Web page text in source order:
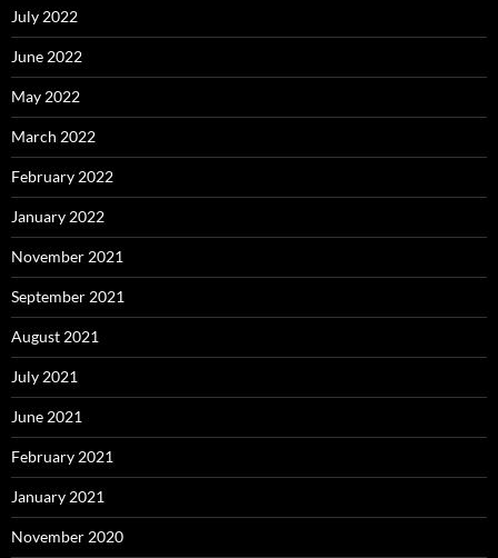
July 2022
June 2022
May 2022
March 2022
February 2022
January 2022
November 2021
September 2021
August 2021
July 2021
June 2021
February 2021
January 2021
November 2020